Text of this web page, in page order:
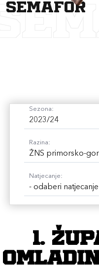
semafor
Sezona:
2023/24
Razina:
ŽNS primorsko-
Natjecanje:
- odaberi
1.